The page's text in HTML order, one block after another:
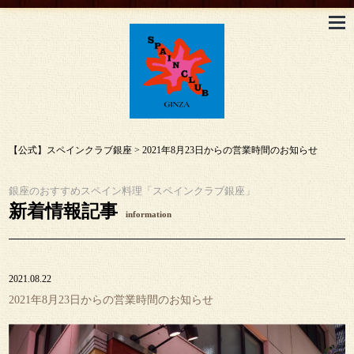
【公式】スペインクラブ銀座 >2021年8月23日からの営業時間のお知らせ
銀座のおすすめスペイン料理「スペインクラブ銀座」
新着情報記事 information
2021.08.22
2021年8月23日からの営業時間のお知らせ